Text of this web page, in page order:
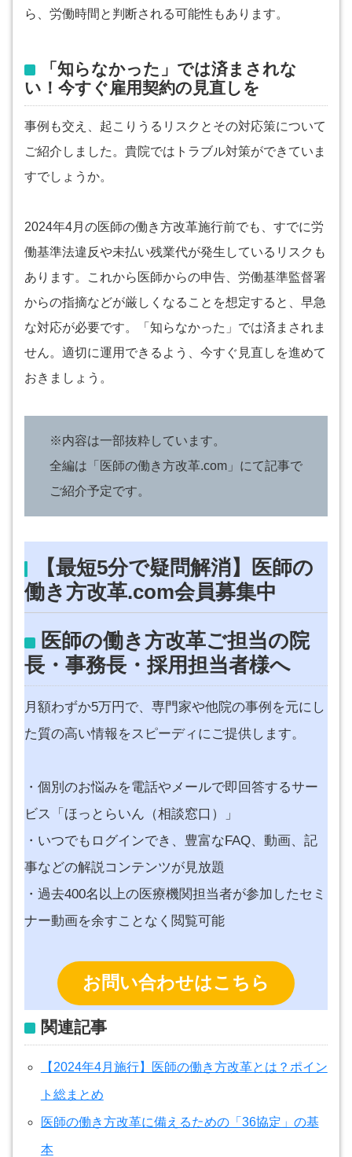
ら、労働時間と判断される可能性もあります。
「知らなかった」では済まされな
い！今すぐ雇用契約の見直しを
事例も交え、起こりうるリスクとその対応策について
ご紹介しました。貴院ではトラブル対策ができていま
すでしょうか。
2024年4月の医師の働き方改革施行前でも、すでに労
働基準法違反や未払い残業代が発生しているリスクも
あります。これから医師からの申告、労働基準監督署
からの指摘などが厳しくなることを想定すると、早急
な対応が必要です。「知らなかった」では済まされま
せん。適切に運用できるよう、今すぐ見直しを進めて
おきましょう。
※内容は一部抜粋しています。
全編は「医師の働き方改革.com」にて記事で
ご紹介予定です。
【最短5分で疑問解消】医師の
働き方改革.com会員募集中
医師の働き方改革ご担当の院
長・事務長・採用担当者様へ
月額わずか5万円で、専門家や他院の事例を元にし
た質の高い情報をスピーディにご提供します。
・個別のお悩みを電話やメールで即回答するサー
ビス「ほっとらいん（相談窓口）」
・いつでもログインでき、豊富なFAQ、動画、記
事などの解説コンテンツが見放題
・過去400名以上の医療機関担当者が参加したセミ
ナー動画を余すことなく閲覧可能
お問い合わせはこちら
関連記事
【2024年4月施行】医師の働き方改革とは？ポイン
ト総まとめ
医師の働き方改革に備えるための「36協定」の基
本